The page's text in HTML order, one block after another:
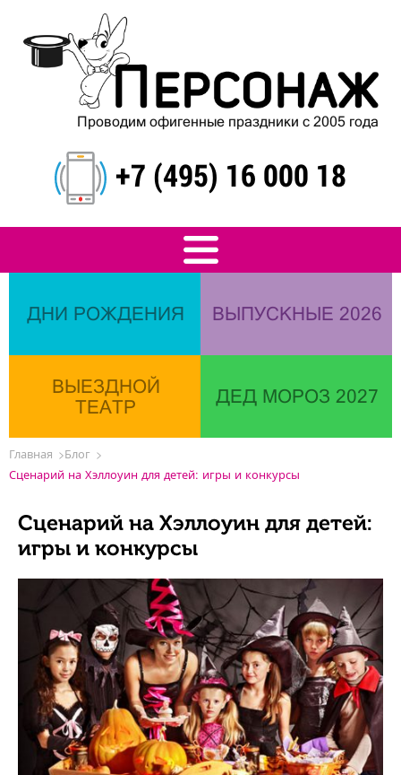
Проводим офигенные праздники с 2005 года
+7 (495) 16 000 18
ДНИ РОЖДЕНИЯ ВЫПУСКНЫЕ 2026
ВЫЕЗДНОЙ
ТЕАТР
ДЕД МОРОЗ 2027
Главная
Блог
Сценарий на Хэллоуин для детей: игры и конкурсы
Сценарий на Хэллоуин для детей:
игры и конкурсы